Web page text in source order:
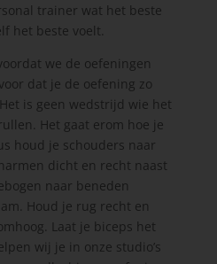
trainer wat het beste
het beste voelt.
we de oefeningen
dat je de oefening zo
is geen wedstrijd wie het
Het gaat erom hoe je
houd je schouders naar
dicht en recht naast
naar beneden
Houd je rug recht en
Laat je biceps het
wij je in onze studio’s